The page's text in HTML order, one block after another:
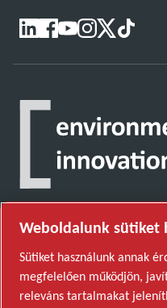
Fedezze fel, hogyan
Group a jövőt
Weboldalunk sütiket
Sütiket használunk annak
megfelelően működjön,
releváns tartalmakat